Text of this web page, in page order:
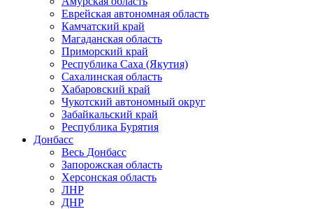
Еврейская автономная область
Камчатский край
Магаданская область
Приморский край
Республика Саха (Якутия)
Сахалинская область
Хабаровский край
Чукотский автономный округ
Забайкальский край
Республика Бурятия
Донбасс
Весь Донбасс
Запорожская область
Херсонская область
ЛНР
ДНР